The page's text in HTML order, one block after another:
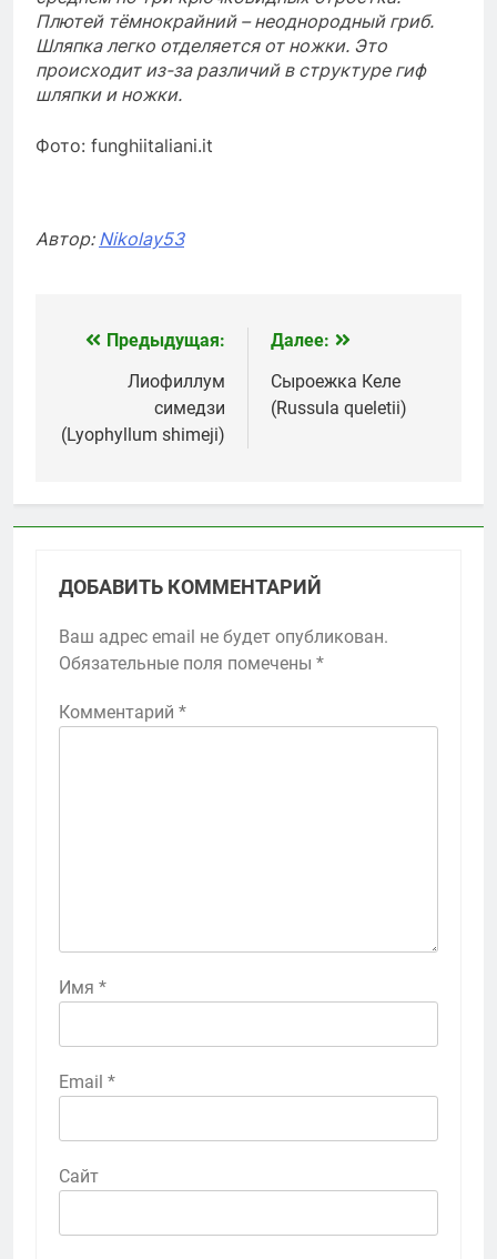
Плютей тёмнокрайний – неоднородный гриб.
Шляпка легко отделяется от ножки. Это
происходит из-за различий в структуре гиф
шляпки и ножки.
Фото: funghiitaliani.it
Автор: Nikolay53
Навигация
записям
Предыдущая:
Лиофиллум
симедзи
(Lyophyllum shimeji)
Далее:
Сыроежка Келе
(Russula queletii)
ДОБАВИТЬ КОММЕНТАРИЙ
Ваш адрес email не будет опубликован.
Обязательные поля помечены *
Комментарий *
Имя *
Email *
Сайт